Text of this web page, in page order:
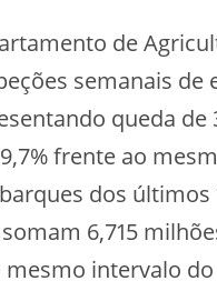
de
semanais de
queda de
frente ao
dos
6,715
intervalo